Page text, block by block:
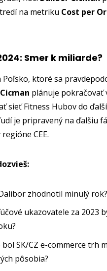
na metriku Cost per
Smer k miliarde?
ktoré sa
plánuje pokračovať
sieť Fitness Hubov do
je pripravený na ďalšiu
CEE.
zhodnotil minulý
ukazovatele za 2023
bol SK/CZ e-commerce trh
pôsobia?